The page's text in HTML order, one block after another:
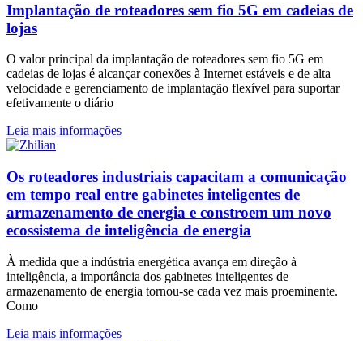
Implantação de roteadores sem fio 5G em cadeias de
lojas
O valor principal da implantação de roteadores sem fio 5G em
cadeias de lojas é alcançar conexões à Internet estáveis e de alta
velocidade e gerenciamento de implantação flexível para suportar
efetivamente o diário
Leia mais informações
Os roteadores industriais capacitam a comunicação
em tempo real entre gabinetes inteligentes de
armazenamento de energia e constroem um novo
ecossistema de inteligência de energia
À medida que a indústria energética avança em direção à
inteligência, a importância dos gabinetes inteligentes de
armazenamento de energia tornou-se cada vez mais proeminente.
Como
Leia mais informações